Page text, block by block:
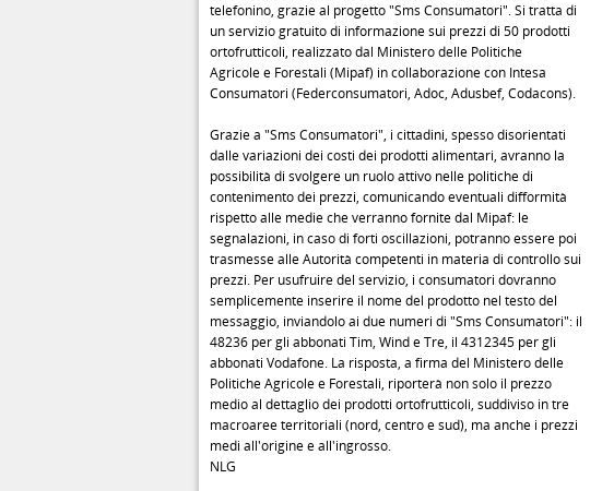
telefonino, grazie al progetto "Sms Consumatori". Si tratta di
un servizio gratuito di informazione sui prezzi di 50 prodotti
ortofrutticoli, realizzato dal Ministero delle Politiche
Agricole e Forestali (Mipaf) in collaborazione con Intesa
Consumatori (Federconsumatori, Adoc, Adusbef, Codacons).
Grazie a "Sms Consumatori", i cittadini, spesso disorientati
dalle variazioni dei costi dei prodotti alimentari, avranno la
possibilità di svolgere un ruolo attivo nelle politiche di
contenimento dei prezzi, comunicando eventuali difformità
rispetto alle medie che verranno fornite dal Mipaf: le
segnalazioni, in caso di forti oscillazioni, potranno essere poi
trasmesse alle Autorità competenti in materia di controllo sui
prezzi. Per usufruire del servizio, i consumatori dovranno
semplicemente inserire il nome del prodotto nel testo del
messaggio, inviandolo ai due numeri di "Sms Consumatori": il
48236 per gli abbonati Tim, Wind e Tre, il 4312345 per gli
abbonati Vodafone. La risposta, a firma del Ministero delle
Politiche Agricole e Forestali, riporterà non solo il prezzo
medio al dettaglio dei prodotti ortofrutticoli, suddiviso in tre
macroaree territoriali (nord, centro e sud), ma anche i prezzi
medi all'origine e all'ingrosso.
NLG